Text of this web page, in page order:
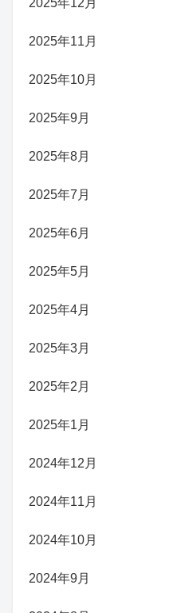
2025年12月
2025年11月
2025年10月
2025年9月
2025年8月
2025年7月
2025年6月
2025年5月
2025年4月
2025年3月
2025年2月
2025年1月
2024年12月
2024年11月
2024年10月
2024年9月